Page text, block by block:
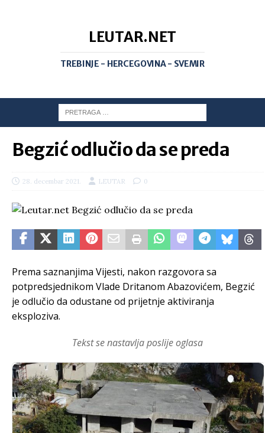
LEUTAR.NET
TREBINJE - HERCEGOVINA - SVEMIR
Begzić odlučio da se preda
28. decembar 2021. LEUTAR 0
Prema saznanjima Vijesti, nakon razgovora sa
potpredsjednikom Vlade Dritanom Abazovićem, Begzić
je odlučio da odustane od prijetnje aktiviranja
eksploziva.
Tekst se nastavlja poslije oglasa